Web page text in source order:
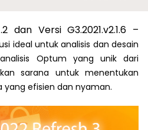
dan Versi G3.2021.v2.1.6 –
ideal untuk analisis dan desain
Optum yang unik dari
sarana untuk menentukan
yang efisien dan nyaman.